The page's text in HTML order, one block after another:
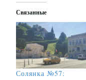
Связанные
Солянка №57: